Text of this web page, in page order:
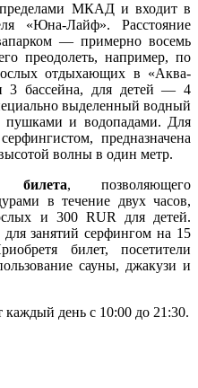
пределами МКАД и входит в
«Юна-Лайф». Расстояние
― примерно восемь
преодолеть, например, по
отдыхающих в «Аква-
3 бассейна, для детей ― 4
выделенный водный
пушками и водопадами. Для
предназначена
волны в один метр.
билета, позволяющего
в течение двух часов,
и 300 RUR для детей.
занятий серфингом на 15
билет, посетители
сауны, джакузи и
день с 10:00 до 21:30.